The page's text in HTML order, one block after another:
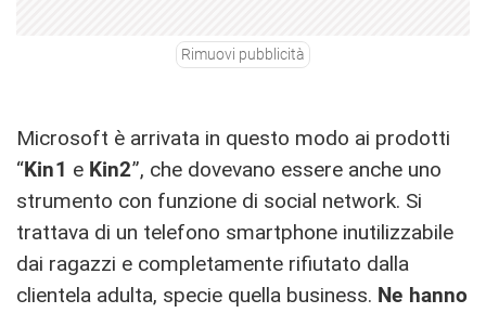
Rimuovi pubblicità
Microsoft è arrivata in questo modo ai prodotti
“Kin1 e Kin2”, che dovevano essere anche uno
strumento con funzione di social network. Si
trattava di un telefono smartphone inutilizzabile
dai ragazzi e completamente rifiutato dalla
clientela adulta, specie quella business. Ne hanno